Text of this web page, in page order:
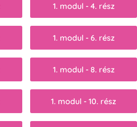
1. modul - 4. rész
1. modul - 6. rész
1. modul - 8. rész
1. modul - 10. rész